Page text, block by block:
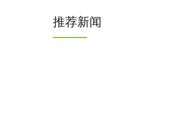
推荐新闻